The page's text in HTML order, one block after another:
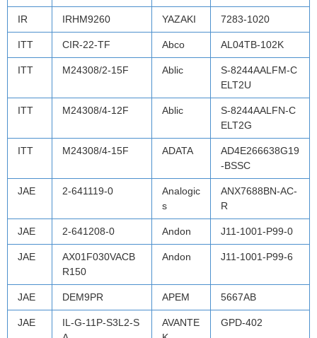
IR IRHM9260 YAZAKI 7283-1020
ITT CIR-22-TF Abco AL04TB-102K
ITT M24308/2-15F Ablic
S-8244AALFM-C
ELT2U
ITT M24308/4-12F Ablic
S-8244AALFN-C
ELT2G
ITT M24308/4-15F ADATA
AD4E266638G19
-BSSC
JAE 2-641119-0
Analogic
s
ANX7688BN-AC-
R
JAE 2-641208-0 Andon J11-1001-P99-0
JAE
AX01F030VACB
R150
Andon J11-1001-P99-6
JAE DEM9PR APEM 5667AB
JAE
IL-G-11P-S3L2-S
AVANTE
GPD-402